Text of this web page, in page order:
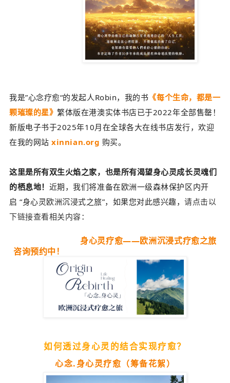
我是”心念疗愈“的发起人Robin，我的书 《每个生命，都是一
颗璀璨的星》繁体版在港澳实体书店已于2022年全部售罄！
新版电子书于2025年10月在全球各大在线书店发行，欢迎
在我的网站xinnian.org 购买。
这里是所有双生火焰之家，也是所有渴望身心灵成长灵魂们
的栖息地！ 近期，我们将准备在欧洲一级森林保护区内开
启“身心灵欧洲沉浸式之旅”， 如果您对此感兴趣，请点击以
下链接查看相关内容：
身心灵疗愈——欧洲沉浸式疗愈之旅
咨询预约中！
如何透过身心灵的结合实现疗愈？
心念.身心灵疗愈（筹备花絮）